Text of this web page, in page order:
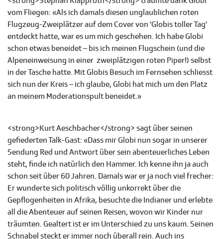
vom Fliegen: «Als ich damals diesen unglaublichen roten
Flugzeug-Zweiplätzer auf dem Cover von 'Globis toller Tag'
entdeckt hatte, war es um mich geschehen. Ich habe Globi
schon etwas beneidet – bis ich meinen Flugschein (und die
Alpeneinweisung in einer zweiplätzigen roten Piper!) selbst
in der Tasche hatte. Mit Globis Besuch im Fernsehen schliesst
sich nun der Kreis – ich glaube, Globi hat mich um den Platz
an meinem Moderationspult beneidet.»
<strong>Kurt Aeschbacher</strong> sagt über seinen
gefiederten Talk-Gast: «Dass mir Globi nun sogar in unserer
Sendung Red und Antwort über sein abenteuerliches Leben
steht, finde ich natürlich den Hammer. Ich kenne ihn ja auch
schon seit über 60 Jahren. Damals war er ja noch viel frecher:
Er wunderte sich politisch völlig unkorrekt über die
Gepflogenheiten in Afrika, besuchte die Indianer und erlebte
all die Abenteuer auf seinen Reisen, wovon wir Kinder nur
träumten. Gealtert ist er im Unterschied zu uns kaum. Seinen
Schnabel steckt er immer noch überall rein. Auch ins